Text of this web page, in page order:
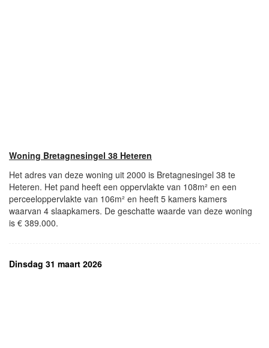
Woning Bretagnesingel 38 Heteren
Het adres van deze woning uit 2000 is Bretagnesingel 38 te
Heteren. Het pand heeft een oppervlakte van 108m² en een
perceeloppervlakte van 106m² en heeft 5 kamers kamers
waarvan 4 slaapkamers. De geschatte waarde van deze woning
is € 389.000.
Dinsdag 31 maart 2026